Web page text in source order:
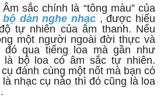
Âm sắc chính là “tông màu” của
bộ dàn nghe nhạc, được hiểu
tự nhiên của âm thanh. Nếu
một người ngoài đời thực và
đó qua tiếng loa mà gần như
là bộ loa có âm sắc tự nhiên.
đánh cùng một nốt mà bạn có
nhạc cụ nào thì đó cũng là loa